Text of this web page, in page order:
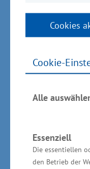
Cookies
Cookie-
Alle
Essenziell
Die essentiellen
den Betrieb der
Iran baut
Vorpommern auf
willkommen.
Biomedizin,